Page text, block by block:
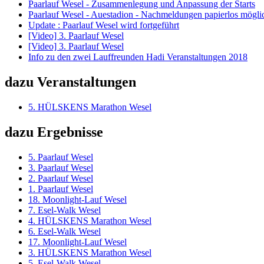
Paarlauf Wesel - Zusammenlegung und Anpassung der Starts
Paarlauf Wesel - Auestadion - Nachmeldungen papierlos
Update : Paarlauf Wesel wird fortgeführt
[Video] 3. Paarlauf Wesel
[Video] 3. Paarlauf Wesel
Info zu den zwei Lauffreunden Hadi Veranstaltungen 2018
dazu Veranstaltungen
5. HÜLSKENS Marathon Wesel
dazu Ergebnisse
5. Paarlauf Wesel
3. Paarlauf Wesel
2. Paarlauf Wesel
1. Paarlauf Wesel
18. Moonlight-Lauf Wesel
7. Esel-Walk Wesel
4. HÜLSKENS Marathon Wesel
6. Esel-Walk Wesel
17. Moonlight-Lauf Wesel
3. HÜLSKENS Marathon Wesel